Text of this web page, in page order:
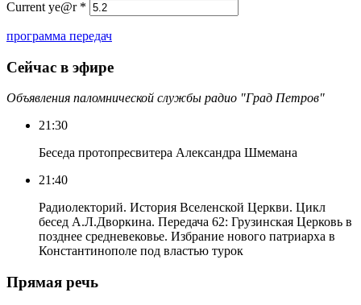
Current ye@r *
программа передач
Сейчас в эфире
Объявления паломнической службы радио "Град Петров"
21:30
Беседа протопресвитера Александра Шмемана
21:40
Радиолекторий. История Вселенской Церкви. Цикл
бесед А.Л.Дворкина. Передача 62: Грузинская Церковь в
позднее средневековье. Избрание нового патриарха в
Константинополе под властью турок
Прямая речь